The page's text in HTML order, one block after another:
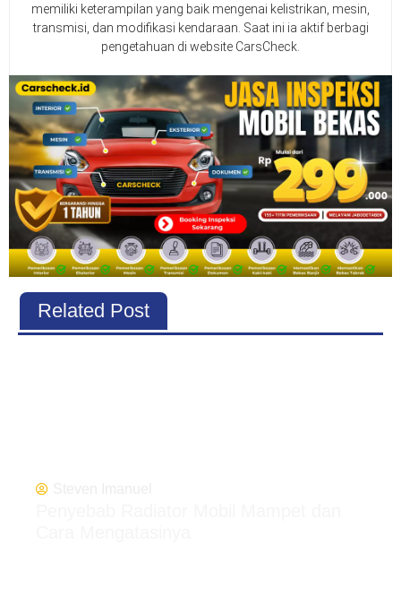
memiliki keterampilan yang baik mengenai kelistrikan, mesin,
transmisi, dan modifikasi kendaraan. Saat ini ia aktif berbagi
pengetahuan di website CarsCheck.
Related Post